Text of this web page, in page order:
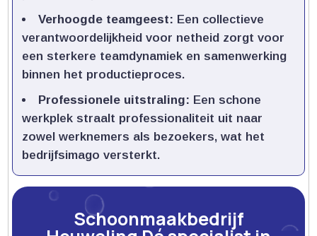
Verhoogde teamgeest: Een collectieve
verantwoordelijkheid voor netheid zorgt voor
een sterkere teamdynamiek en samenwerking
binnen het productieproces.​
Professionele uitstraling: Een schone
werkplek straalt professionaliteit uit naar
zowel werknemers als bezoekers, wat het
bedrijfsimago versterkt.​
Schoonmaakbedrijf